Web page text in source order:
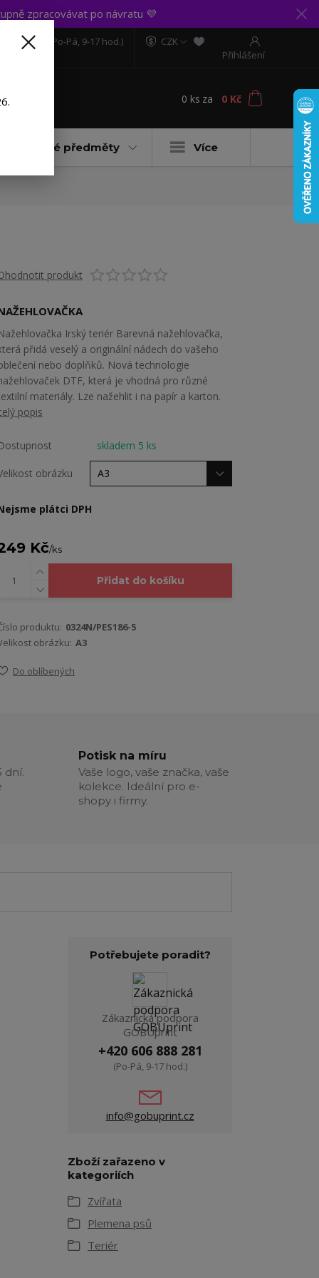
zpracovávat po návratu 💜
CZK
Přihlášení
888 281 (Po-Pá, 9-17 hod.)
0 ks za 0 Kč
Dárkové předměty Více
produkt
Irský teriér Barevná nažehlovačka,
přidá veselý a originální nádech do vašeho
nebo doplňků. Nová technologie
DTF, která je vhodná pro různé
materiály. Lze nažehlit i na papír a karton.
popis
skladem 5 ks
obrázku
plátci DPH
Kč/ks
Přidat do košíku
produktu: 0324N/PES186-5
obrázku: A3
Do oblíbených
dní.
Potisk na míru
Vaše logo, vaše značka, vaše
kolekce. Ideální pro e-
shopy i firmy.
Potřebujete poradit?
Zákaznická podpora
GOBUprint
+420 606 888 281
(Po-Pá, 9-17 hod.)
info@gobuprint.cz
Zboží zařazeno v
kategoriích
Zvířata
Plemena psů
Teriér